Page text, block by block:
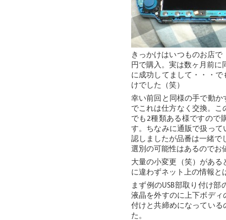
きっかけはいつものお店
円で購入。実は数ヶ月前
に成功してまして・・・
けでした（笑）
幸い前回と同様の手で動
でこれは仕方なく交換。こ
でも2種類ある様ですので
す。ちなみに通販で扱っ
認しましたが品番は一緒で
選別の可能性はあるのでお
大量の小変更（笑）がある
に違わずネット上の情報と
まず例のUSB部取り付け
液晶を外すのに上下ボデ
付けと共締めになってい
た。